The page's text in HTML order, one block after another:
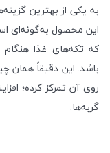
به یکی از بهترین
این محصول
روی آن تمرکز کرده؛
گربه‌ها.